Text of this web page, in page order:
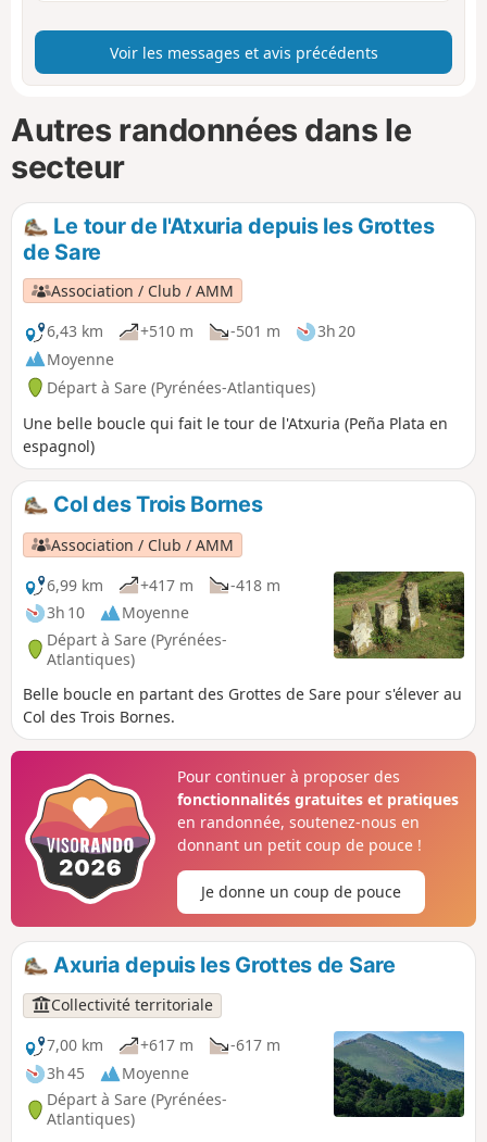
Voir les messages et avis précédents
Autres randonnées dans le
secteur
Le tour de l'Atxuria depuis les Grottes
de Sare
Association / Club / AMM
6,43 km
+510 m -501 m
3h 20
Moyenne
Départ à Sare (Pyrénées-Atlantiques)
Une belle boucle qui fait le tour de l'Atxuria (Peña Plata en
espagnol)
Col des Trois Bornes
Association / Club / AMM
6,99 km
+417 m
-418 m
3h 10
Moyenne
Départ à Sare (Pyrénées-
Atlantiques)
Belle boucle en partant des Grottes de Sare pour s'élever au
Col des Trois Bornes.
Pour continuer à proposer des
fonctionnalités gratuites et pratiques
en randonnée, soutenez-nous en
donnant un petit coup de pouce !
Je donne un coup de pouce
Axuria depuis les Grottes de Sare
Collectivité territoriale
7,00 km
+617 m
-617 m
3h 45
Moyenne
Départ à Sare (Pyrénées-
Atlantiques)